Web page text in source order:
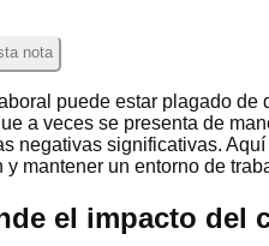
nota
puede estar plagado de
a veces se presenta de
negativas significativas.
y mantener un entorno de
el impacto del